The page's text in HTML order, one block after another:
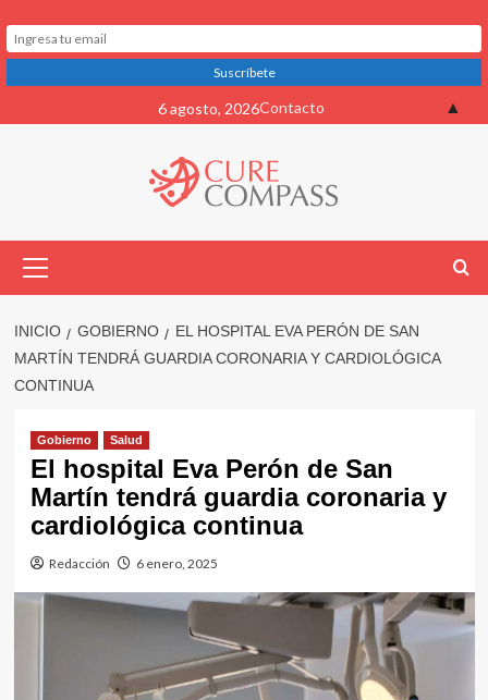
al
6 agosto, 2026Contacto
primario
INICIO GOBIERNO
EL HOSPITAL EVA PERÓN DE SAN
MARTÍN TENDRÁ GUARDIA CORONARIA Y CARDIOLÓGICA
CONTINUA
Gobierno Salud
El hospital Eva Perón de San
Martín tendrá guardia coronaria y
cardiológica continua
Redacción 6 enero, 2025
▲